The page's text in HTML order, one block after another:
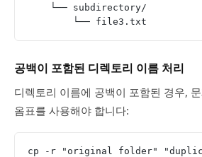
    └── subdirectory/
        └── file3.txt
공백이 포함된 디렉토리 이름 처리
디렉토리 이름에 공백이 포함된 경우,
옴표를 사용해야 합니다:
cp -r "original folder"